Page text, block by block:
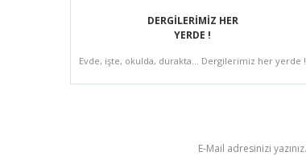
DERGİLERİMİZ HER
YERDE !
Evde, işte, okulda, durakta... Dergilerimiz her yerde !